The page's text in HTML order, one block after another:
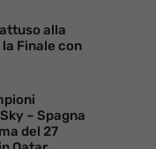
alla
Finale con
– Spagna
del 27